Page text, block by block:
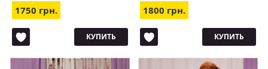
1750 грн.
КУПИТЬ
1800 грн.
КУПИТЬ